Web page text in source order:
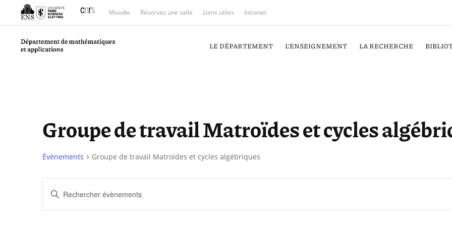
Moodle Réservez une salle Liens utiles Intranet
LE DÉPARTEMENT L’ENSEIGNEMENT LA RECHERCHE
Groupe de travail Matroïdes et cycles
Évènements Groupe de travail Matroïdes et cycles algébriques
Recherche
et
Saisir